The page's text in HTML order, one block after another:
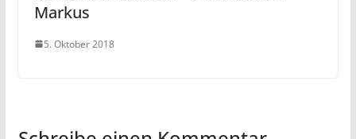
Markus
5. Oktober 2018